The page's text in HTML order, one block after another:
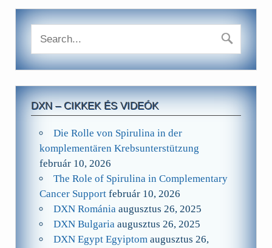
DXN – CIKKEK ÉS VIDEÓK
Die Rolle von Spirulina in der
komplementären Krebsunterstützung
február 10, 2026
The Role of Spirulina in Complementary
Cancer Support február 10, 2026
DXN Románia augusztus 26, 2025
DXN Bulgaria augusztus 26, 2025
DXN Egypt Egyiptom augusztus 26,